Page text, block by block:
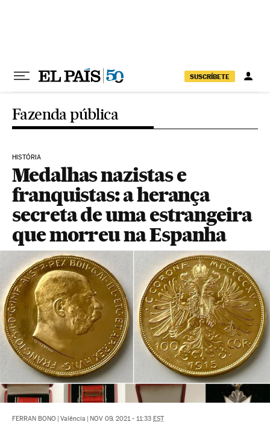
SUSCRÍBETE
Fazenda pública
HISTÓRIA
Medalhas nazistas e
franquistas: a herança
secreta de uma estrangeira
que morreu na Espanha
FERRAN BONO Valência NOV 09, 2021 - 11:33 EST